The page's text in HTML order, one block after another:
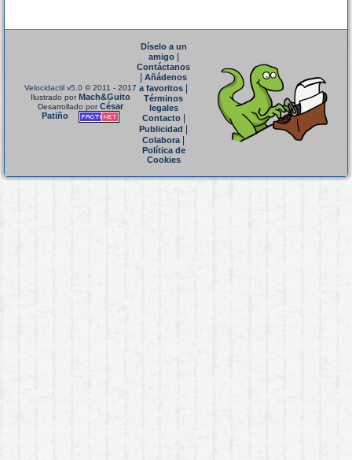
Velocidactil v5.0 © 2011 - 2017
Ilustrado porMach&Guito
Desarrollado porCésar
Patiño
Díselo a un
amigo|
Contáctanos
Añádenos
a favoritos
Términos
legales
Contacto|
Publicidad
Colabora|
Política de
Cookies